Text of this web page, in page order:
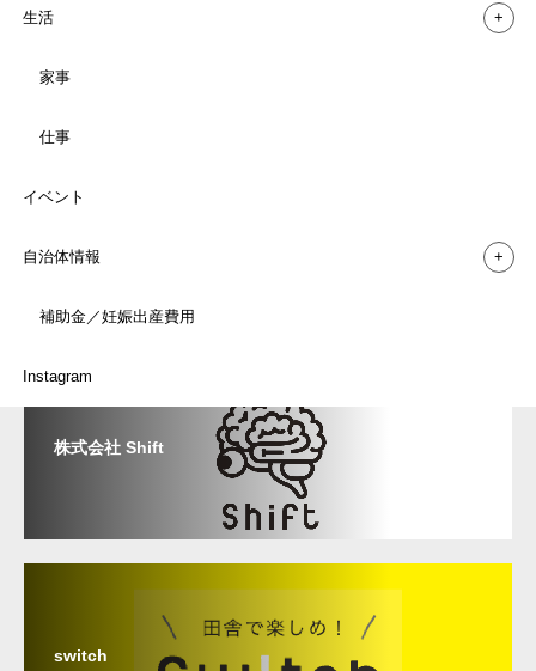
生活
家事
仕事
イベント
自治体情報
補助金／妊娠出産費用
Instagram
成！材料オール100...
link 関連リンク
株式会社 Shift
switch